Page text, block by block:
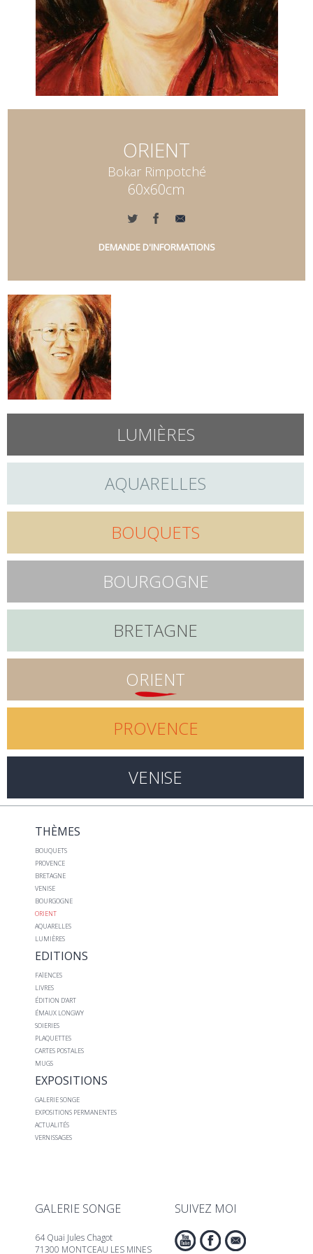
ORIENT
Bokar Rimpotché
60x60cm
DEMANDE D'INFORMATIONS
LUMIÈRES
AQUARELLES
BOUQUETS
BOURGOGNE
BRETAGNE
ORIENT
PROVENCE
VENISE
THÈMES
BOUQUETS
PROVENCE
BRETAGNE
VENISE
BOURGOGNE
ORIENT
AQUARELLES
LUMIÈRES
EDITIONS
FAÏENCES
LIVRES
ÉDITION D’ART
ÉMAUX LONGWY
SOIERIES
PLAQUETTES
CARTES POSTALES
MUGS
EXPOSITIONS
GALERIE SONGE
EXPOSITIONS PERMANENTES
ACTUALITÉS
VERNISSAGES
GALERIE SONGE
64 Quai Jules Chagot
71300 MONTCEAU LES MINES
SUIVEZ MOI